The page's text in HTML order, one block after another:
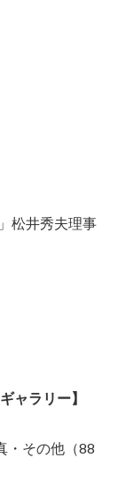
井秀夫理事
ャラリー】
・その他（88